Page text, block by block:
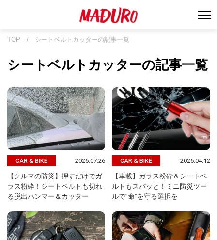
TOP / シートベルトカッターの記事一覧
シートベルトカッターの記事一覧
CAR & BIKE 2026.07.26
【クルマの防災】押すだけでガ
ラス粉砕！シートベルトも切れ
る脱出ハンマー＆カッター
CAR & BIKE 2026.04.12
【車載】ガラス粉砕＆シートベ
ルトもスパッと！ミニ防災ツー
ルで“命”を守る選択を